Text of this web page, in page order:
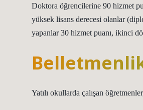
Doktora öğrencilerine 90 hizmet
yüksek lisans derecesi olanlar
yapanlar 30 hizmet puanı, ikinci
Yatılı okullarda çalışan